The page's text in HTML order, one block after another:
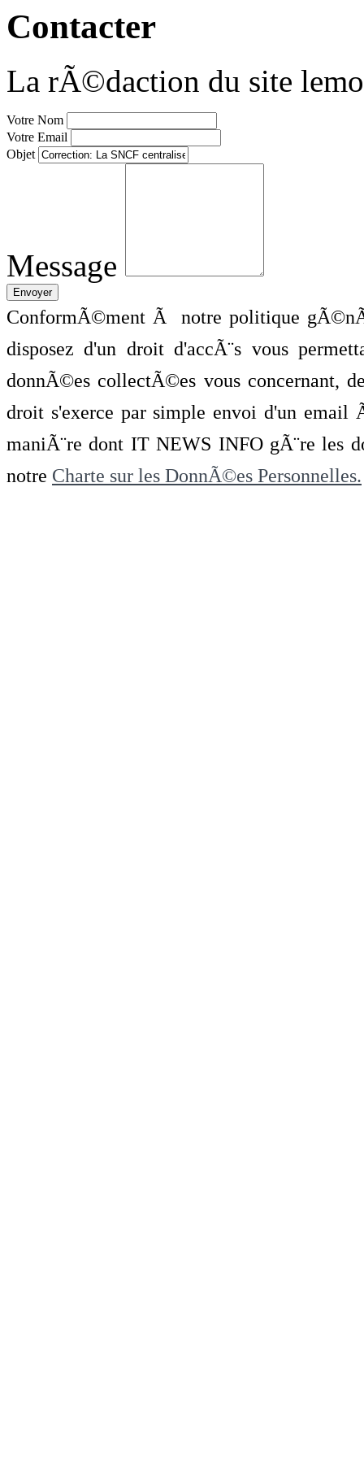
Contacter
La rÃ©daction du site
Votre Nom
Votre Email
Objet
Message
ConformÃ©ment Ã notre politique
disposez d'un droit d'accÃ¨s vous
donnÃ©es collectÃ©es vous concernant,
droit s'exerce par simple envoi d'un
maniÃ¨re dont IT NEWS INFO gÃ¨re les
notre Charte sur les DonnÃ©es Personnelles.